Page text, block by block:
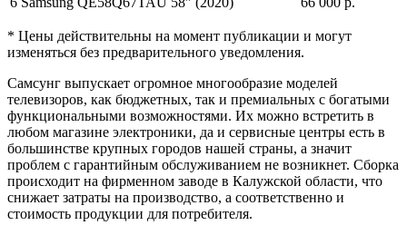
* Цены действительны на момент публикации и могут
изменяться без предварительного уведомления.
Самсунг выпускает огромное многообразие моделей
телевизоров, как бюджетных, так и премиальных с богатыми
функциональными возможностями. Их можно встретить в
любом магазине электроники, да и сервисные центры есть в
большинстве крупных городов нашей страны, а значит
проблем с гарантийным обслуживанием не возникнет. Сборка
происходит на фирменном заводе в Калужской области, что
снижает затраты на производство, а соответственно и
стоимость продукции для потребителя.